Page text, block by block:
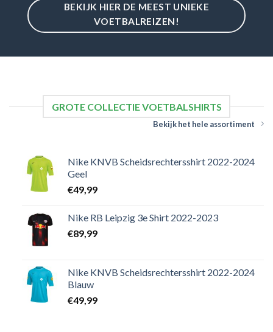
BEKIJK HIER DE MEEST UNIEKE
VOETBALREIZEN!
GROTE COLLECTIE VOETBALSHIRTS
Bekijk het hele assortiment
Nike KNVB Scheidsrechtersshirt 2022-2024
Geel
€49,99
Nike RB Leipzig 3e Shirt 2022-2023
€89,99
Nike KNVB Scheidsrechtersshirt 2022-2024
Blauw
€49,99